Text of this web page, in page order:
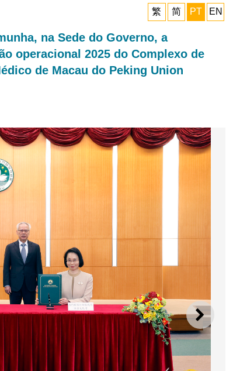
繁 简 PT EN
na Sede do Governo, a
operacional 2025 do Complexo de
de Macau do Peking Union